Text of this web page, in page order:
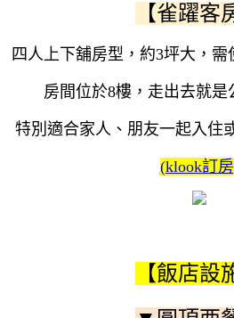
【雀躍客
四人上下舖房型，約3坪大，需
房間位於8樓，走出去就是
特別適合家人、朋友一起入住
(klook訂
【飯店設